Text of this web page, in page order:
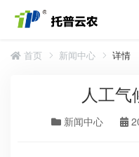
首页 新闻中心 详情
人工气
新闻中心